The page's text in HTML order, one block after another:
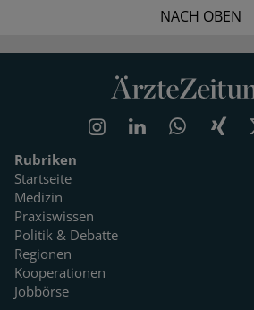
NACH OBEN
Rubriken
Startseite
Medizin
Praxiswissen
Politik & Debatte
Regionen
Kooperationen
Jobbörse